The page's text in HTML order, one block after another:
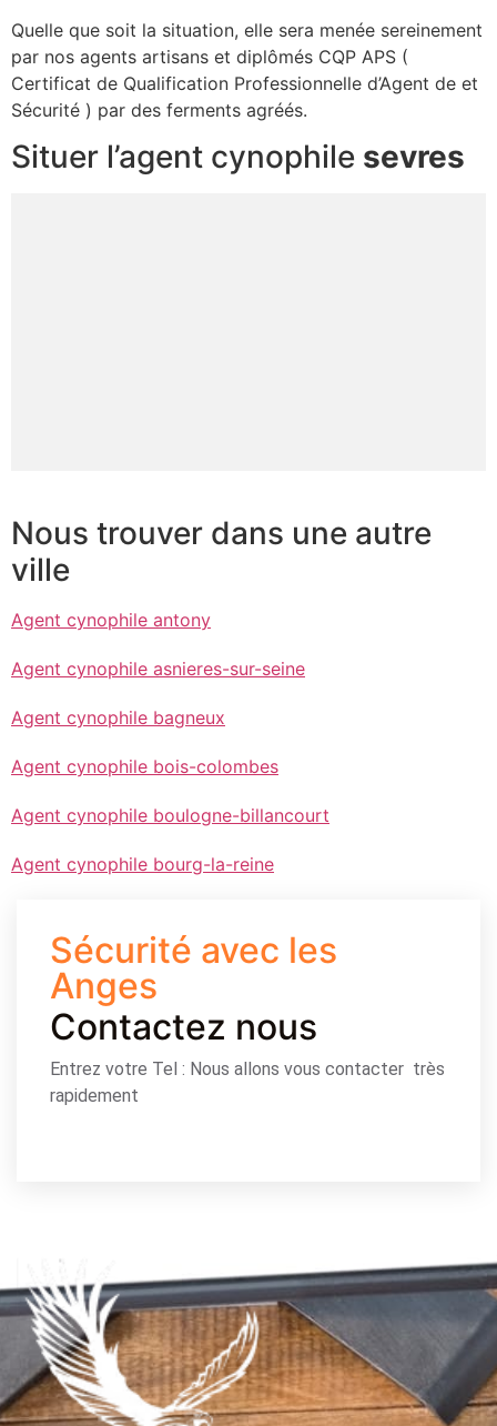
Quelle que soit la situation, elle sera menée sereinement
par nos agents artisans et diplômés CQP APS (
Certificat de Qualification Professionnelle d’Agent de et
Sécurité ) par des ferments agréés.
Situer l’agent cynophile sevres
Nous trouver dans une autre
ville
Agent cynophile antony
Agent cynophile asnieres-sur-seine
Agent cynophile bagneux
Agent cynophile bois-colombes
Agent cynophile boulogne-billancourt
Agent cynophile bourg-la-reine
Sécurité avec les
Anges
Contactez nous
Entrez votre Tel : Nous allons vous contacter très
rapidement